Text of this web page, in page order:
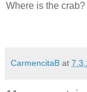
Where is the crab?
CarmencitaB at